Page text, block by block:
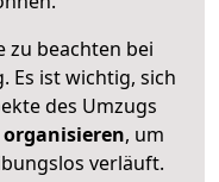
zu beachten bei
Es ist wichtig, sich
des Umzugs
organisieren, um
verläuft.